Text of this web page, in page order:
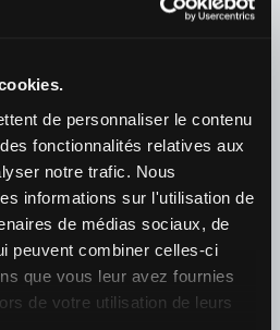
de personnaliser le contenu
fonctionnalités relatives aux
notre trafic. Nous
informations sur l'utilisation de
de médias sociaux, de
peuvent combiner celles-ci
que vous leur avez fournies
de votre utilisation de leurs
3,15 3,60
2 +124